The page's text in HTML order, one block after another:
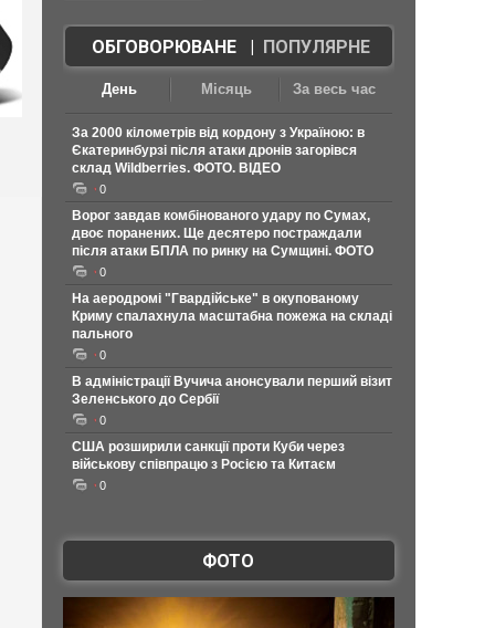
ОБГОВОРЮВАНЕ| ПОПУЛЯРНЕ
День Місяць За весь час
За 2000 кілометрів від кордону з Україною: в
Єкатеринбурзі після атаки дронів загорівся
склад Wildberries. ФОТО. ВІДЕО
0
Ворог завдав комбінованого удару по Сумах,
двоє поранених. Ще десятеро постраждали
після атаки БПЛА по ринку на Сумщині. ФОТО
0
На аеродромі "Гвардійське" в окупованому
Криму спалахнула масштабна пожежа на складі
пального
0
В адміністрації Вучича анонсували перший візит
Зеленського до Сербії
0
США розширили санкції проти Куби через
військову співпрацю з Росією та Китаєм
0
ФОТО